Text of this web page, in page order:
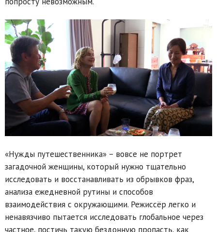
«Нужды путешественника» – вовсе не портрет
загадочной женщины, который нужно тщательно
исследовать и восстанавливать из обрывков фраз,
анализа ежедневной рутины и способов
взаимодействия с окружающими. Режиссёр легко и
ненавязчиво пытается исследовать глобальное через
частное, постичь такую бездонную пропасть, как